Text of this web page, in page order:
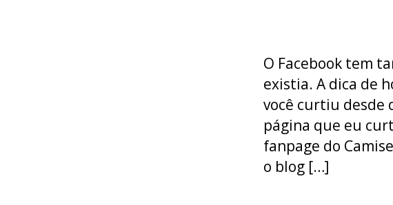
O Facebook tem
existia. A dica de
você curtiu desde
página que eu
fanpage do
o blog […]